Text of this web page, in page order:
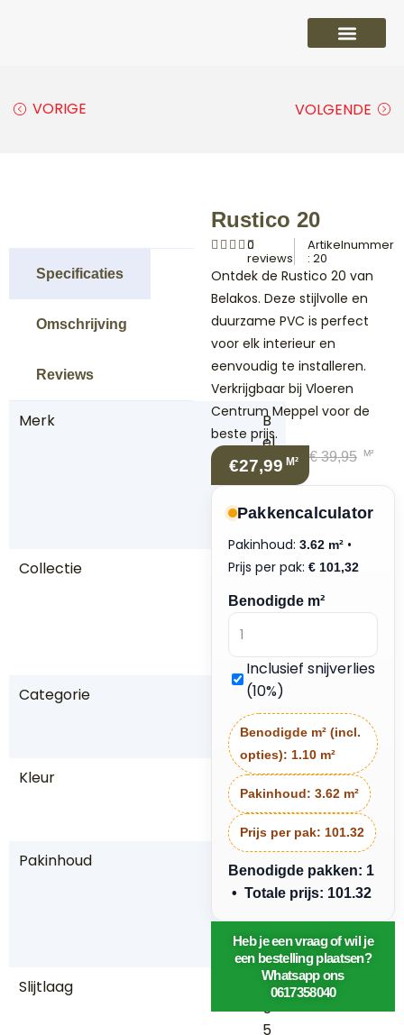
VORIGE VOLGENDE
Specificaties
Omschrijving
Reviews
Merk
B
el
a
k
o
Collectie
R
st
o
Categorie
P
V
C
Kleur
B
ru
in
Pakinhoud
3,
6
2
m
2
Slijtlaag
0,
5
5
Rustico 20
0
reviews
Artikelnummer
: 20
Ontdek de Rustico 20 van
Belakos. Deze stijlvolle en
duurzame PVC is perfect
voor elk interieur en
eenvoudig te installeren.
Verkrijgbaar bij Vloeren
Centrum Meppel voor de
beste prijs.
€27,99 M² €39,95 M²
Pakkencalculator
Pakinhoud: 3.62 m² •
Prijs per pak: € 101,32
Benodigde m²
Inclusief snijverlies
(10%)
Benodigde m² (incl.
opties): 1.10 m²
Pakinhoud: 3.62 m²
Prijs per pak: 101.32
Benodigde pakken: 1
• Totale prijs: 101.32
Heb je een vraag of wil je
een bestelling plaatsen?
Whatsapp ons
0617358040